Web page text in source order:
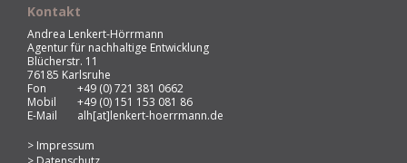
Kontakt
Andrea Lenkert-Hörrmann
Agentur für nachhaltige Entwicklung
Blücherstr. 11
76185 Karlsruhe
Fon
+49 (0) 721 381 0662
Mobil
+49 (0) 151 153 081 86
E-Mail
alh[at]lenkert-hoerrmann.de
Impressum